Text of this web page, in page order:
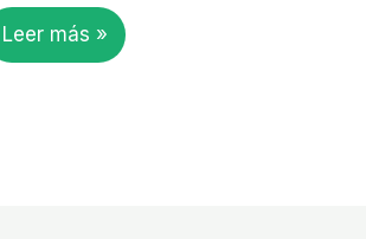
Leer más »